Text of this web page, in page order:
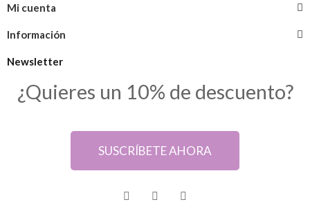
Mi cuenta
Información
Newsletter
¿Quieres un 10% de descuento?
SUSCRÍBETE AHORA